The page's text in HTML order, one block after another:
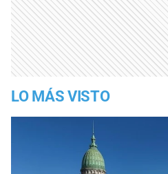
LO MÁS VISTO